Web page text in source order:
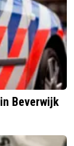
Beverwijk